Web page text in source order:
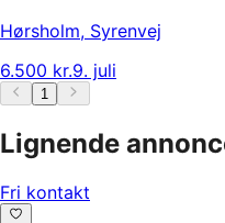
Hørsholm, Syrenvej
6.500 kr.9. juli
1
Lignende
Fri kontakt